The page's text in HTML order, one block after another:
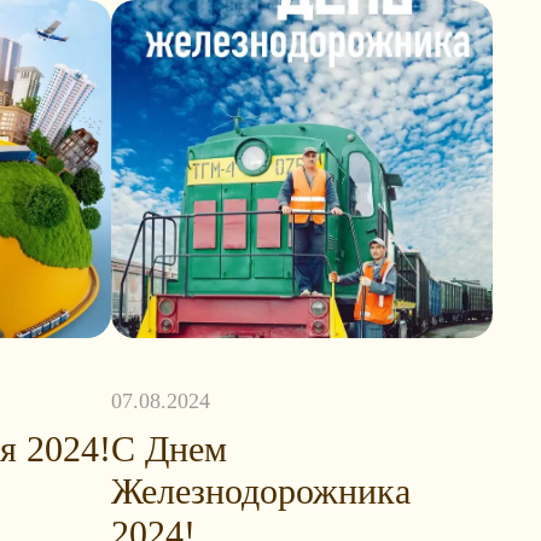
2024!
07.08.2024
С Днем
Железнодорожника
2024!